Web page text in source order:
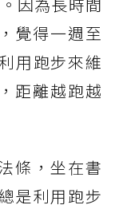
因為長時間
覺得一週至
用跑步來維
距離越跑越
條，坐在書
是利用跑步